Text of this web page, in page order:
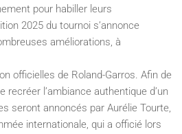
pour habiller leurs
2025 du tournoi s’annonce
améliorations, à
officielles de Roland-Garros. Afin de
recréer l’ambiance authentique d’un
seront annoncés par Aurélie Tourte,
internationale, qui a officié lors